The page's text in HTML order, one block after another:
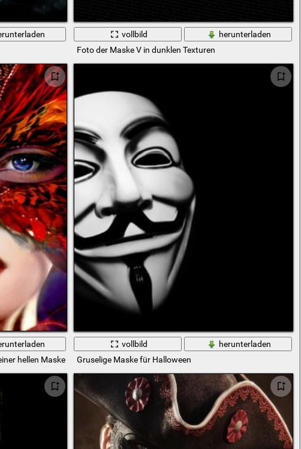
vollbild
herunterladen
Foto der Maske V in dunklen Texturen
hellen Maske
vollbild
herunterladen
Gruselige Maske für Halloween